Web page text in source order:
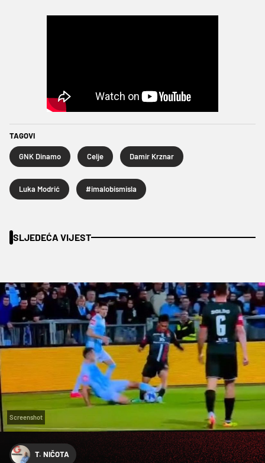
TAGOVI
GNK Dinamo Celje Damir Krznar
Luka Modrić #imalobismisla
SLJEDEĆA VIJEST
Screenshot
T. NIČOTA